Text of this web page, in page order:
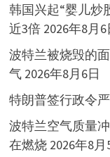
韩国兴起“婴儿炒
近3倍 2026年8月6
波特兰被烧毁的
气 2026年8月6日
特朗普签行政令
波特兰空气质量
在燃烧 2026年8月